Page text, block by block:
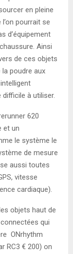
en pleine
pourrait se
d’équipement
Ainsi
de ces objets
poudre aux
à utiliser.
620
et un
le système le
de mesure
aussi toutes
vitesse
cardiaque).
objets haut de
qui
ONrhythm
RC3 € 200) on